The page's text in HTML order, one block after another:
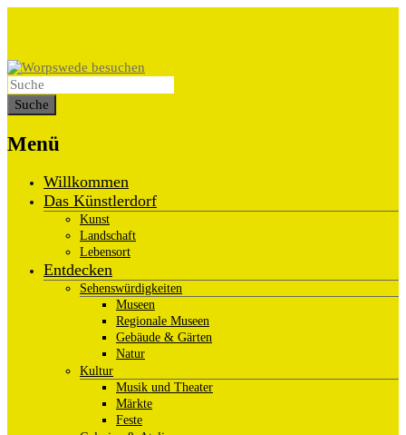
Menü
Willkommen
Das Künstlerdorf
Kunst
Landschaft
Lebensort
Entdecken
Sehenswürdigkeiten
Museen
Regionale Museen
Gebäude & Gärten
Natur
Kultur
Musik und Theater
Märkte
Feste